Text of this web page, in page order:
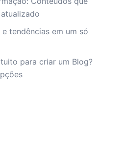
tendências em um só
para criar um Blog?